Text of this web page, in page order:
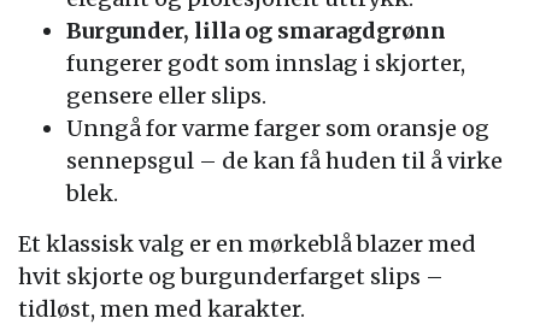
Burgunder, lilla og smaragdgrønn
fungerer godt som innslag i skjorter,
gensere eller slips.
Unngå for varme farger som oransje og
sennepsgul – de kan få huden til å virke
blek.
Et klassisk valg er en mørkeblå blazer med
hvit skjorte og burgunderfarget slips –
tidløst, men med karakter.